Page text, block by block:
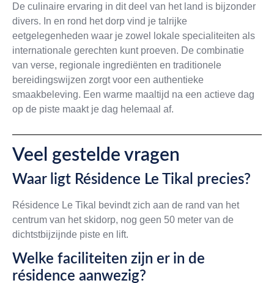
De culinaire ervaring in dit deel van het land is bijzonder
divers. In en rond het dorp vind je talrijke
eetgelegenheden waar je zowel lokale specialiteiten als
internationale gerechten kunt proeven. De combinatie
van verse, regionale ingrediënten en traditionele
bereidingswijzen zorgt voor een authentieke
smaakbeleving. Een warme maaltijd na een actieve dag
op de piste maakt je dag helemaal af.
Veel gestelde vragen
Waar ligt Résidence Le Tikal precies?
Résidence Le Tikal bevindt zich aan de rand van het
centrum van het skidorp, nog geen 50 meter van de
dichtstbijzijnde piste en lift.
Welke faciliteiten zijn er in de
résidence aanwezig?